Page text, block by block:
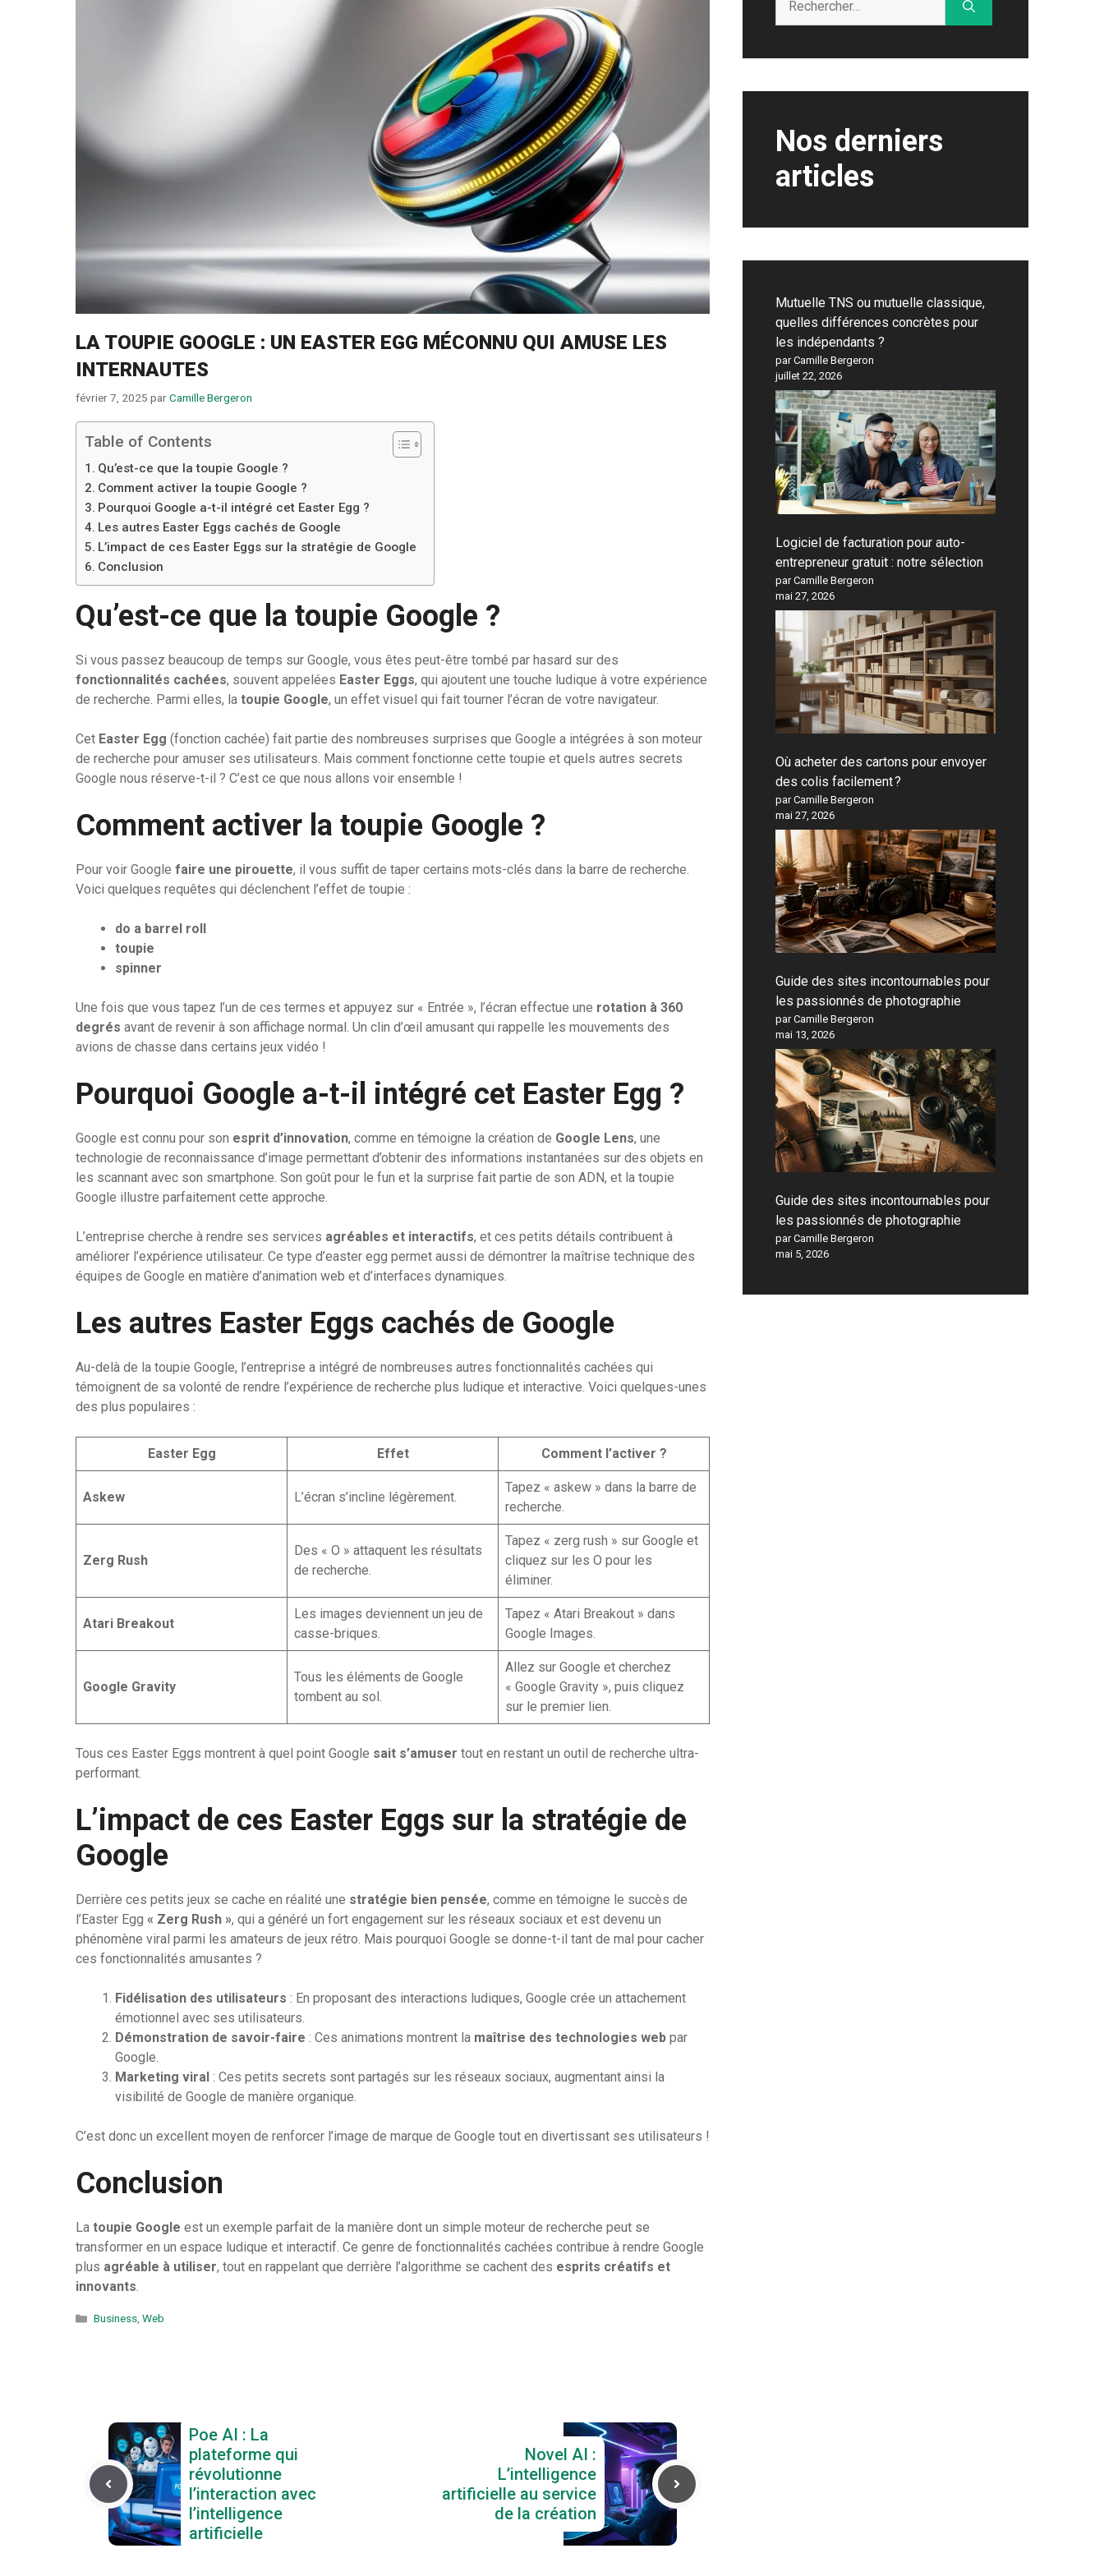
LA TOUPIE GOOGLE : UN EASTER EGG MÉCONNU QUI AMUSE LES
INTERNAUTES
février 7, 2025 parCamille Bergeron
Table of Contents
Qu’est-ce que la toupie Google ?
Comment activer la toupie Google ?
Pourquoi Google a-t-il intégré cet Easter Egg ?
Les autres Easter Eggs cachés de Google
L’impact de ces Easter Eggs sur la stratégie de Google
Conclusion
Qu’est-ce que la toupie Google ?
Si vous passez beaucoup de temps sur Google, vous êtes peut-être tombé par hasard sur des
fonctionnalités cachées, souvent appelées Easter Eggs, qui ajoutent une touche ludique à votre expérience
de recherche. Parmi elles, la toupie Google, un effet visuel qui fait tourner l’écran de votre navigateur.
Cet Easter Egg (fonction cachée) fait partie des nombreuses surprises que Google a intégrées à son moteur
de recherche pour amuser ses utilisateurs. Mais comment fonctionne cette toupie et quels autres secrets
Google nous réserve-t-il ? C’est ce que nous allons voir ensemble !
Comment activer la toupie Google ?
Pour voir Google faire une pirouette, il vous suffit de taper certains mots-clés dans la barre de recherche.
Voici quelques requêtes qui déclenchent l’effet de toupie :
do a barrel roll
toupie
spinner
Une fois que vous tapez l’un de ces termes et appuyez sur « Entrée », l’écran effectue une rotation à 360
degrés avant de revenir à son affichage normal. Un clin d’œil amusant qui rappelle les mouvements des
avions de chasse dans certains jeux vidéo !
Pourquoi Google a-t-il intégré cet Easter Egg ?
Google est connu pour son esprit d’innovation, comme en témoigne la création de Google Lens, une
technologie de reconnaissance d’image permettant d’obtenir des informations instantanées sur des objets en
les scannant avec son smartphone. Son goût pour le fun et la surprise fait partie de son ADN, et la toupie
Google illustre parfaitement cette approche.
L’entreprise cherche à rendre ses services agréables et interactifs, et ces petits détails contribuent à
améliorer l’expérience utilisateur. Ce type d’easter egg permet aussi de démontrer la maîtrise technique des
équipes de Google en matière d’animation web et d’interfaces dynamiques.
Les autres Easter Eggs cachés de Google
Au-delà de la toupie Google, l’entreprise a intégré de nombreuses autres fonctionnalités cachées qui
témoignent de sa volonté de rendre l’expérience de recherche plus ludique et interactive. Voici quelques-unes
des plus populaires :
Easter Egg Effet Comment l’activer ?
Askew L’écran s’incline légèrement.
Tapez « askew » dans la barre de
recherche.
Zerg Rush
Des « O » attaquent les résultats
de recherche.
Tapez « zerg rush » sur Google et
cliquez sur les O pour les
éliminer.
Atari Breakout
Les images deviennent un jeu de
casse-briques.
Tapez « Atari Breakout » dans
Google Images.
Google Gravity
Tous les éléments de Google
tombent au sol.
Allez sur Google et cherchez
« Google Gravity », puis cliquez
sur le premier lien.
Tous ces Easter Eggs montrent à quel point Google sait s’amuser tout en restant un outil de recherche ultra-
performant.
L’impact de ces Easter Eggs sur la stratégie de
Google
Derrière ces petits jeux se cache en réalité une stratégie bien pensée, comme en témoigne le succès de
l’Easter Egg « Zerg Rush », qui a généré un fort engagement sur les réseaux sociaux et est devenu un
phénomène viral parmi les amateurs de jeux rétro. Mais pourquoi Google se donne-t-il tant de mal pour cacher
ces fonctionnalités amusantes ?
Fidélisation des utilisateurs : En proposant des interactions ludiques, Google crée un attachement
émotionnel avec ses utilisateurs.
Démonstration de savoir-faire : Ces animations montrent la maîtrise des technologies web par
Google.
Marketing viral : Ces petits secrets sont partagés sur les réseaux sociaux, augmentant ainsi la
visibilité de Google de manière organique.
C’est donc un excellent moyen de renforcer l’image de marque de Google tout en divertissant ses utilisateurs !
Conclusion
La toupie Google est un exemple parfait de la manière dont un simple moteur de recherche peut se
transformer en un espace ludique et interactif. Ce genre de fonctionnalités cachées contribue à rendre Google
plus agréable à utiliser, tout en rappelant que derrière l’algorithme se cachent des esprits créatifs et
innovants.
Catégories
Business, Web
Poe AI : La
plateforme qui
révolutionne
l’interaction avec
l’intelligence
artificielle
Novel AI :
L’intelligence
artificielle au service
de la création
Nos derniers
articles
Mutuelle TNS ou mutuelle classique,
quelles différences concrètes pour
les indépendants ?
par Camille Bergeron
juillet 22, 2026
Logiciel de facturation pour auto-
entrepreneur gratuit : notre sélection
par Camille Bergeron
mai 27, 2026
Où acheter des cartons pour envoyer
des colis facilement ?
par Camille Bergeron
mai 27, 2026
Guide des sites incontournables pour
les passionnés de photographie
par Camille Bergeron
mai 13, 2026
Guide des sites incontournables pour
les passionnés de photographie
par Camille Bergeron
mai 5, 2026